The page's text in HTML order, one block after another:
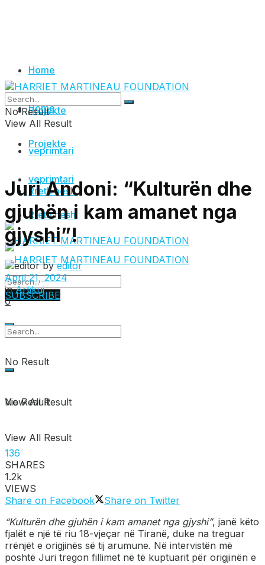
Home
Projekte
veprimtari
Rreth nesh
No Result
View All Result
Home
Projekte
veprimtari
Rreth nesh
SUBSCRIBE
No Result
View All Result
No Result
View All Result
Juri Andoni: “Kulturën dhe
gjuhën i kam amanet nga
gjyshi”!
by editor
April 21, 2024
in Artikuj
0
136
SHARES
1.2k
VIEWS
Share on Facebook
Share on Twitter
“Kulturën dhe gjuhën i kam amanet nga gjyshi”, janë këto
fjalët e një të riu 18-vjeçar në Tiranë, duke na treguar
rrënjët e origjinës së tij arumune. Në intervistën më
poshtë Juri tregon fillimet në të kuptuarit për origjinën e